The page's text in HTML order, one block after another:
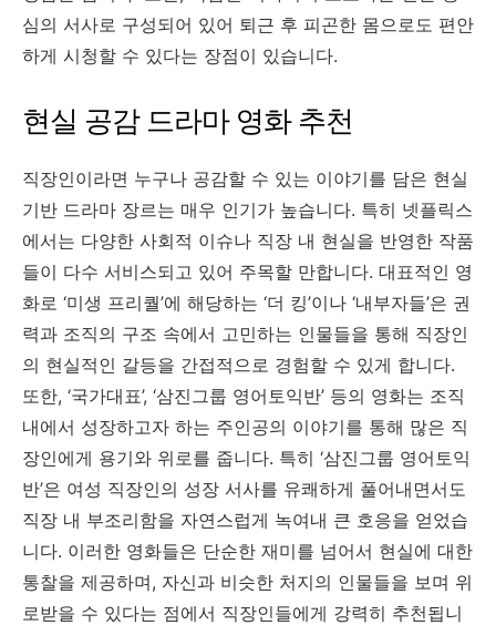
심의 서사로 구성되어 있어 퇴근 후 피곤한 몸으로도 편안
하게 시청할 수 있다는 장점이 있습니다.
현실 공감 드라마 영화 추천
직장인이라면 누구나 공감할 수 있는 이야기를 담은 현실
기반 드라마 장르는 매우 인기가 높습니다. 특히 넷플릭스
에서는 다양한 사회적 이슈나 직장 내 현실을 반영한 작품
들이 다수 서비스되고 있어 주목할 만합니다. 대표적인 영
화로 ‘미생 프리퀄’에 해당하는 ‘더 킹’이나 ‘내부자들’은 권
력과 조직의 구조 속에서 고민하는 인물들을 통해 직장인
의 현실적인 갈등을 간접적으로 경험할 수 있게 합니다.
또한, ‘국가대표’, ‘삼진그룹 영어토익반’ 등의 영화는 조직
내에서 성장하고자 하는 주인공의 이야기를 통해 많은 직
장인에게 용기와 위로를 줍니다. 특히 ‘삼진그룹 영어토익
반’은 여성 직장인의 성장 서사를 유쾌하게 풀어내면서도
직장 내 부조리함을 자연스럽게 녹여내 큰 호응을 얻었습
니다. 이러한 영화들은 단순한 재미를 넘어서 현실에 대한
통찰을 제공하며, 자신과 비슷한 처지의 인물들을 보며 위
로받을 수 있다는 점에서 직장인들에게 강력히 추천됩니